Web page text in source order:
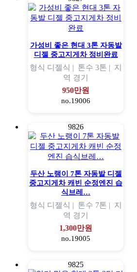
가성비 좋은 현대 3톤 자동발
디젤 중고지게차 정비완료
형식 디젤식 | 톤수 3톤 | 지
역 경기
950만원
no.19006
9826
두산 노랭이 7톤 자동발 디젤
중고지게차 캐빈 순정엔진 습
식브레…
형식 디젤식 | 톤수 7톤 | 지
역 경기
1,300만원
no.19005
9825